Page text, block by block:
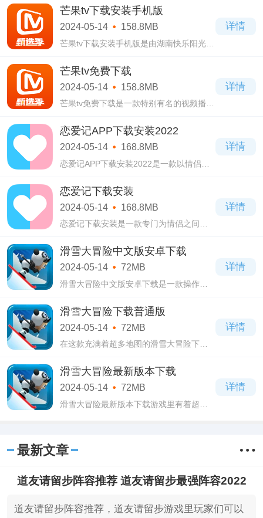
你手头有闲置的一些物品，舍不得扔掉，
保存还算完好，留着又占地方，那么就可
以给物
芒果tv下载安装手机版
2024-05-14 158.8MB
芒果tv下载安装手机版是由湖南快乐阳光互
播放类软件，芒果tv下载安装手机版采用简
洁的页面设计。
详情
芒果tv免费下载
2024-05-14 158.8MB
芒果tv免费下载是一款特别有名的视频播放
使用，而且这里的影视资源非常的丰富。
详情
恋爱记APP下载安装2022
2024-05-14 168.8MB
恋爱记APP下载安装2022是一款以情侣为
2022这个软件只属于情侣之间的二人世
界。
详情
恋爱记下载安装
2024-05-14 168.8MB
恋爱记下载安装是一款专门为情侣之间打
同居还是生活在同一个城市都可以使用这
款恋爱记下载安装软件。
详情
滑雪大冒险中文版安卓下载
2024-05-14 72MB
滑雪大冒险中文版安卓下载是一款操作简
冒险中文版安卓下载游戏里玩家们只需要
操控角色进行各种障碍物的躲避来逃离雪
崩即可
详情
滑雪大冒险下载普通版
2024-05-14 72MB
在这款充满着超多地图的滑雪大冒险下载
地图的选择，这里有经典企鹅峰、师徒天
竺行、神秘北极圈等八大地图，每一张地
图都有
详情
滑雪大冒险最新版本下载
2024-05-14 72MB
滑雪大冒险最新版本下载游戏里有着超多Q
具，
详情
最新文章
道友请留步阵容推荐 道友请留步最强阵容2022
道友请留步阵容推荐，道友请留步游戏里玩家们可以